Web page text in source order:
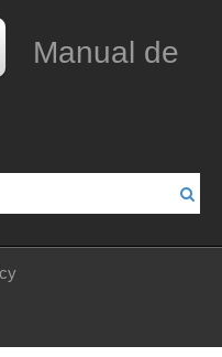
Manual de